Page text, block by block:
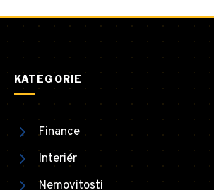
KATEGORIE
Finance
Interiér
Nemovitosti